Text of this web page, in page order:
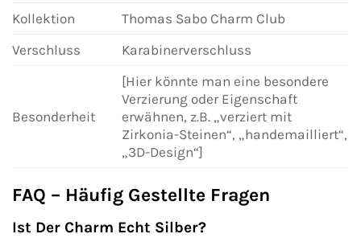
Kollektion
Thomas Sabo Charm Club
Verschluss
Karabinerverschluss
Besonderheit
[Hier könnte man eine besondere
Verzierung oder Eigenschaft
erwähnen, z.B. „verziert mit
Zirkonia-Steinen“, „handemailliert“,
„3D-Design“]
FAQ – Häufig Gestellte Fragen
Ist Der Charm Echt Silber?